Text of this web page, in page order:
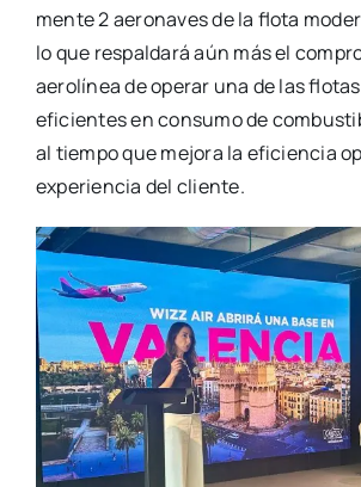
men­te 2 aero­na­ves de la flo­ta
lo que res­pal­da­rá aún más el
aero­lí­nea de ope­rar una de las
efi­cien­tes en con­su­mo de
al tiem­po que mejo­ra la efi­cien­cia
expe­rien­cia del clien­te.